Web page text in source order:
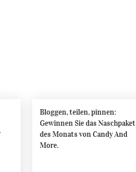
Bloggen, teilen, pinnen:
Gewinnen Sie das Naschpaket
des Monats von Candy And
More.